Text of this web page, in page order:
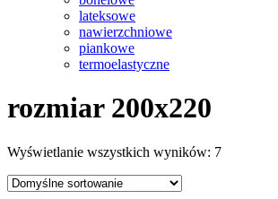
lateksowe
nawierzchniowe
piankowe
termoelastyczne
rozmiar 200x220
Wyświetlanie wszystkich wyników: 7